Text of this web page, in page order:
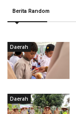
Berita Random
Daerah
Daerah